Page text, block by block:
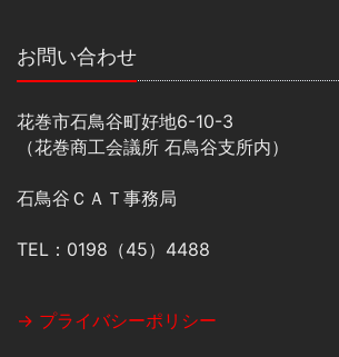
お問い合わせ
花巻市石鳥谷町好地6-10-3
（花巻商工会議所 石鳥谷支所内）
石鳥谷ＣＡＴ事務局
TEL：0198（45）4488
→ プライバシーポリシー